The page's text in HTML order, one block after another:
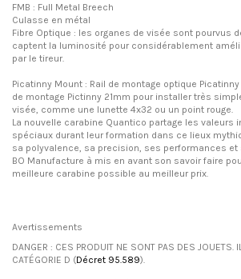
FMB : Full Metal Breech
Culasse en métal
Fibre Optique : les organes de visée sont pourvus
captent la luminosité pour considérablement
par le tireur.
Picatinny Mount : Rail de montage optique
de montage Pictinny 21mm pour installer très
visée, comme une lunette 4x32 ou un point rouge.
La nouvelle carabine Quantico partage les valeurs
spéciaux durant leur formation dans ce lieux
sa polyvalence, sa precision, ses performances et
BO Manufacture à mis en avant son savoir faire
meilleure carabine possible au meilleur prix.
Avertissements
DANGER : CES PRODUIT NE SONT PAS DES JOUETS.
CATÉGORIE D (Décret 95.589).